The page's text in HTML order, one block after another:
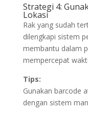
Strategi 4:
Lokasi
Rak yang sudah
dilengkapi sistem
membantu dalam
mempercepat
Tips:
Gunakan barcode
dengan sistem